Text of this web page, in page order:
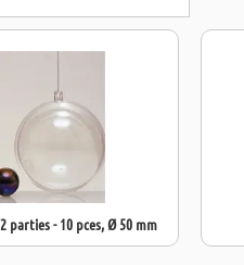
parties - 10 pces, Ø 50 mm